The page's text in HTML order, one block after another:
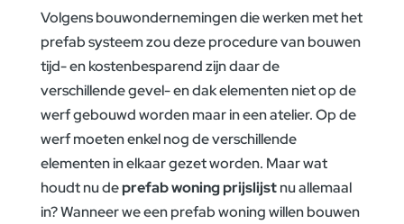
Volgens bouwondernemingen die werken met het
prefab systeem zou deze procedure van bouwen
tijd- en kostenbesparend zijn daar de
verschillende gevel- en dak elementen niet op de
werf gebouwd worden maar in een atelier. Op de
werf moeten enkel nog de verschillende
elementen in elkaar gezet worden. Maar wat
houdt nu deprefab woning prijslijstnu allemaal
in? Wanneer we een prefab woning willen bouwen